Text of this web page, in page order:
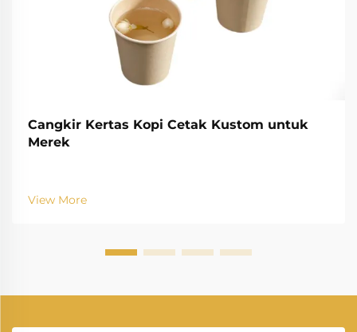
Cangkir Kertas Kopi Cetak Kustom untuk
Merek
View More